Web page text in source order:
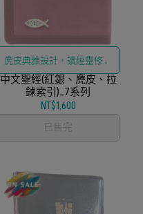
麂皮典雅設計，讀經靈修賞
心悅目
中文聖經(紅銀、麂皮、拉
鍊索引)_7系列
NT$1,600
已售完